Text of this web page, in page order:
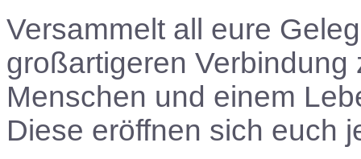
Versammelt all eure
großartigeren
Menschen und einem
Diese eröffnen sich euch